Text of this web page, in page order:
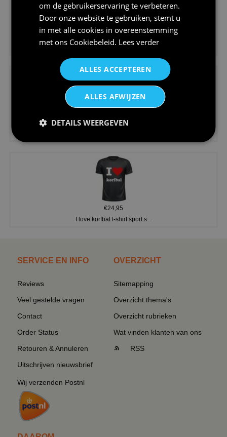
Koningsdag shirt heren v-hals ...
€24,95
€24,95
I love korfbal t-shirt sport s...
SERVICE EN INFO
Reviews
Veel gestelde vragen
Contact
Order Status
Retouren & Annuleren
Uitschrijven nieuwsbrief
Wij verzenden Postnl
OVERZICHT
Sitemapping
Overzicht thema's
Overzicht rubrieken
Wat vinden klanten van ons
RSS
om de gebruikerservaring te verbeteren.
Door onze website te gebruiken, stemt u
in met alle cookies in overeenstemming
met ons Cookiebeleid. Lees verder
ALLES ACCEPTEREN
ALLES AFWIJZEN
DETAILS WEERGEVEN